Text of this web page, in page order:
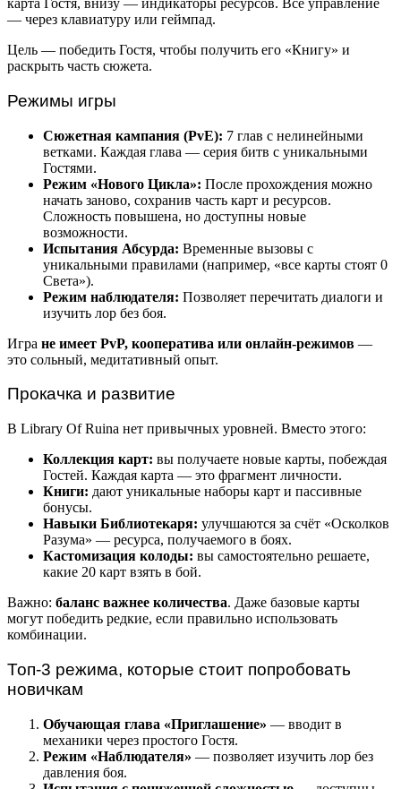
карта Гостя, внизу — индикаторы ресурсов. Всё управление
— через клавиатуру или геймпад.
Цель — победить Гостя, чтобы получить его «Книгу» и
раскрыть часть сюжета.
Режимы игры
Сюжетная кампания (PvE): 7 глав с нелинейными
ветками. Каждая глава — серия битв с уникальными
Гостями.
Режим «Нового Цикла»: После прохождения можно
начать заново, сохранив часть карт и ресурсов.
Сложность повышена, но доступны новые
возможности.
Испытания Абсурда: Временные вызовы с
уникальными правилами (например, «все карты стоят 0
Света»).
Режим наблюдателя: Позволяет перечитать диалоги и
изучить лор без боя.
Игра не имеет PvP, кооператива или онлайн-режимов —
это сольный, медитативный опыт.
Прокачка и развитие
В Library Of Ruina нет привычных уровней. Вместо этого:
Коллекция карт: вы получаете новые карты, побеждая
Гостей. Каждая карта — это фрагмент личности.
Книги: дают уникальные наборы карт и пассивные
бонусы.
Навыки Библиотекаря: улучшаются за счёт «Осколков
Разума» — ресурса, получаемого в боях.
Кастомизация колоды: вы самостоятельно решаете,
какие 20 карт взять в бой.
Важно: баланс важнее количества. Даже базовые карты
могут победить редкие, если правильно использовать
комбинации.
Топ-3 режима, которые стоит попробовать
новичкам
Обучающая глава «Приглашение» — вводит в
механики через простого Гостя.
Режим «Наблюдателя» — позволяет изучить лор без
давления боя.